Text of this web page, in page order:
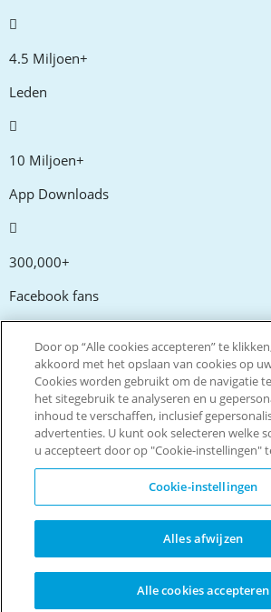
4.5 Miljoen+
Leden
10 Miljoen+
App Downloads
300,000+
Facebook fans
20,000+
Kortingscodes
Live more. Spend less.
© Copyright Invitation Digital Ltd. Alle rechten
Door op “Alle cookies accepteren” te
akkoord met het opslaan van cookies op
Cookies worden gebruikt om de navigatie
het sitegebruik te analyseren en u
inhoud te verschaffen, inclusief
advertenties. U kunt ook selecteren welke
u accepteert door op "Cookie-instellingen"
Cookie-instellingen
Alles afwijzen
Alle cookies accepteren